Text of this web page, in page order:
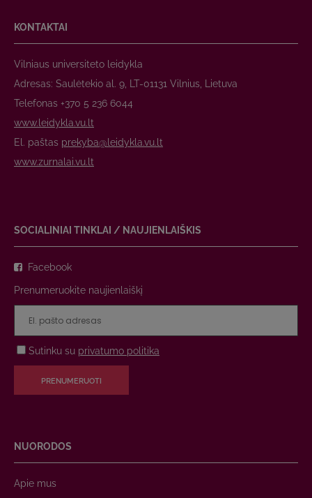
KONTAKTAI
Vilniaus universiteto leidykla
Adresas: Saulėtekio al. 9, LT-01131 Vilnius, Lietuva
Telefonas +370 5 236 6044
www.leidykla.vu.lt
El. paštas prekyba@leidykla.vu.lt
www.zurnalai.vu.lt
SOCIALINIAI TINKLAI / NAUJIENLAIŠKIS
Facebook
Prenumeruokite naujienlaiškį
Sutinku su privatumo politika
PRENUMERUOTI
NUORODOS
Apie mus